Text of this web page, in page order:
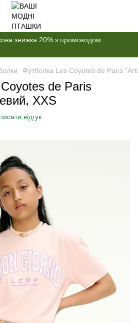
знижка 20% з промокодом
Футболка Les Coyotes de Paris
de Paris
XXS
відгук